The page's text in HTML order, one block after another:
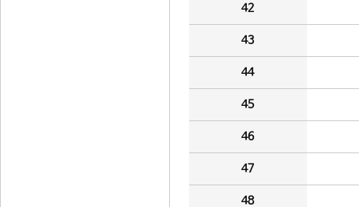
42
43
44
45
46
47
48